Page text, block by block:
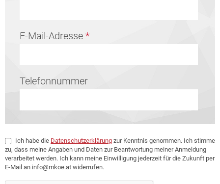
E-Mail-Adresse *
Telefonnummer
DSGVO
Ich habe die Datenschutzerklärung zur Kenntnis genommen. Ich stimme
zu, dass meine Angaben und Daten zur Beantwortung meiner Anmeldung
verarbeitet werden. Ich kann meine Einwilligung jederzeit für die Zukunft per
E-Mail an info@mkoe.at widerrufen.